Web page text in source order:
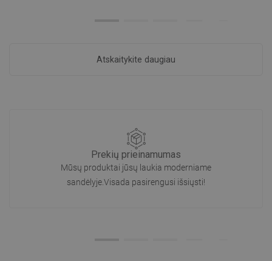
Atskaitykite daugiau
Prekių prieinamumas
Mūsų produktai jūsų laukia moderniame
sandėlyje.Visada pasirengusi išsiųsti!